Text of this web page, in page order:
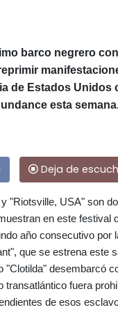
barco negrero
de Estados Unidos
esta
Deja de
"Riotsville, USA" son
en este festival
año consecutivo por
que se estrena este
"Clotilda" desembarcó
transatlántico fuera
de esos